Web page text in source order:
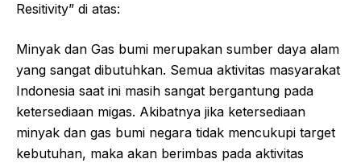
Resitivity” di atas:
Minyak dan Gas bumi merupakan sumber daya alam
yang sangat dibutuhkan. Semua aktivitas masyarakat
Indonesia saat ini masih sangat bergantung pada
ketersediaan migas. Akibatnya jika ketersediaan
minyak dan gas bumi negara tidak mencukupi target
kebutuhan, maka akan berimbas pada aktivitas